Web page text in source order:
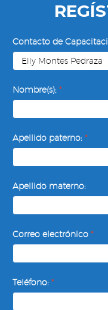
Contacto de
Nombre(s); *
Apellido paterno: *
Apellido materno:
Correo electrónico *
Teléfono: *